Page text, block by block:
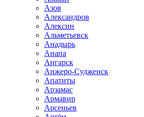
Азов
Александров
Алексин
Альметьевск
Анадырь
Анапа
Ангарск
Анжеро-Судженск
Апатиты
Арзамас
Армавир
Арсеньев